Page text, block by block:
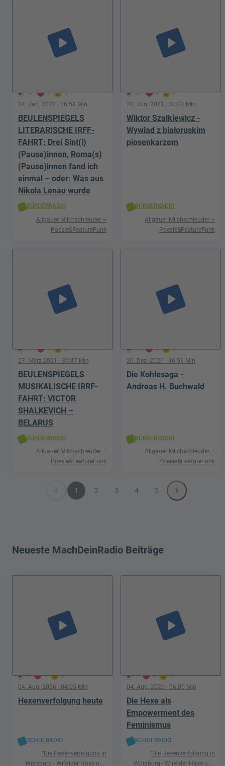
70 3 0
play_arrow
24. Jan. 2022 · 16:58 Min
BEULENSPIEGELS
LITERARISCHE IRFF-
FAHRT: Drei Sint(i)
(Pause)innen, Roma(s)
(Pause)innen fand ich
einmal – oder: Was aus
Nikola Lenau wurde
BÜRGERRADIO
Allgäuer Milchschleuder –
Poesie&FeatureFunk
25 4 0
play_arrow
20. Juni 2021 · 30:04 Min
Wiktor Szalkiewicz -
Wywiad z białoruskim
piosenkarzem
BÜRGERRADIO
Allgäuer Milchschleuder –
Poesie&FeatureFunk
24 4 0
play_arrow
27. März 2021 · 35:47 Min
BEULENSPIEGELS
MUSIKALISCHE IRRF-
FAHRT: VICTOR
SHALKEVICH –
BELARUS
BÜRGERRADIO
Allgäuer Milchschleuder –
Poesie&FeatureFunk
17 4 0
play_arrow
20. Dez. 2020 · 46:59 Min
Die Kohlesaga -
Andreas H. Buchwald
BÜRGERRADIO
Allgäuer Milchschleuder –
Poesie&FeatureFunk
navigate_before 1 2 3 4 5 navigate_next
Neueste MachDeinRadio Beiträge
5 1 0
play_arrow
04. Aug. 2026 · 04:05 Min
Hexenverfolgung heute
SCHULRADIO
"Die Hexenverfolgung in
Würzburg - Wi(e)der Hass und
1 0 0
play_arrow
04. Aug. 2026 · 06:00 Min
Die Hexe als
Empowerment des
Feminismus
SCHULRADIO
"Die Hexenverfolgung in
Würzburg - Wi(e)der Hass und